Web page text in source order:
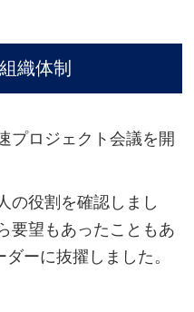
織体制
プロジェクト会議を開
の役割を確認しまし
要望もあったこともあ
ーに抜擢しました。